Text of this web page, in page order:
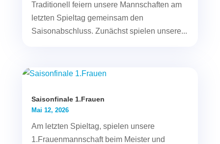
Traditionell feiern unsere Mannschaften am
letzten Spieltag gemeinsam den
Saisonabschluss. Zunächst spielen unsere...
Saisonfinale 1.Frauen
Mai 12, 2026
Am letzten Spieltag, spielen unsere
1.Frauenmannschaft beim Meister und